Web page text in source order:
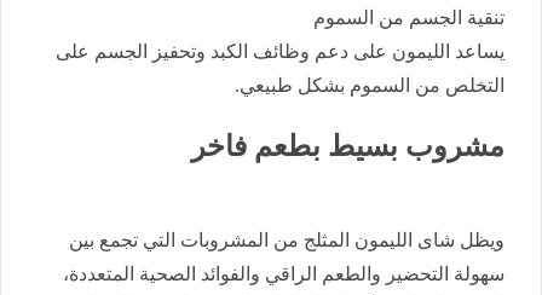
تنقية الجسم من السموم
يساعد الليمون على دعم وظائف الكبد وتحفيز الجسم على
التخلص من السموم بشكل طبيعي.
مشروب بسيط بطعم فاخر
ويظل شاى الليمون المثلج من المشروبات التي تجمع بين
سهولة التحضير والطعم الراقي والفوائد الصحية المتعددة،